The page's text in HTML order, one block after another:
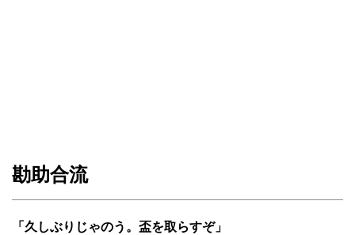
勘助合流
「久しぶりじゃのう。盃を取らすぞ」